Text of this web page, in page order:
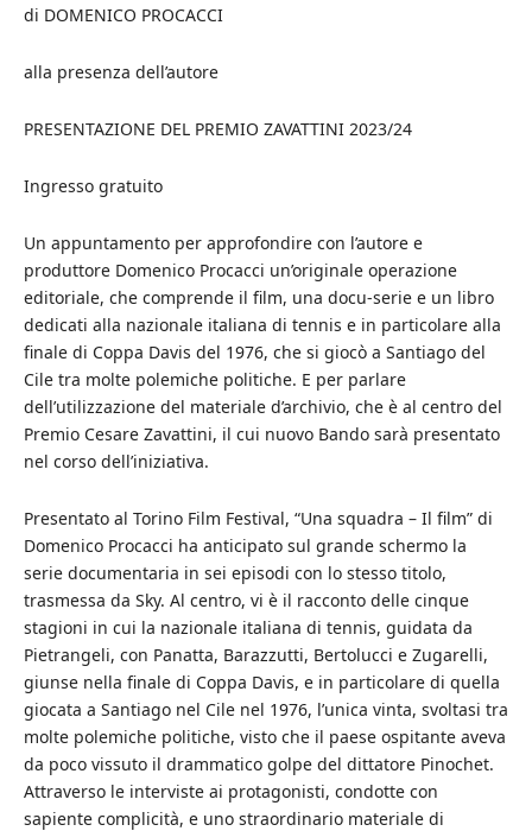
di DOMENICO PROCACCI
alla presenza dell’autore
PRESENTAZIONE DEL PREMIO ZAVATTINI 2023/24
Ingresso gratuito
Un appuntamento per approfondire con l’autore e
produttore Domenico Procacci un’originale operazione
editoriale, che comprende il film, una docu-serie e un libro
dedicati alla nazionale italiana di tennis e in particolare alla
finale di Coppa Davis del 1976, che si giocò a Santiago del
Cile tra molte polemiche politiche. E per parlare
dell’utilizzazione del materiale d’archivio, che è al centro del
Premio Cesare Zavattini, il cui nuovo Bando sarà presentato
nel corso dell’iniziativa.
Presentato al Torino Film Festival, “Una squadra – Il film” di
Domenico Procacci ha anticipato sul grande schermo la
serie documentaria in sei episodi con lo stesso titolo,
trasmessa da Sky. Al centro, vi è il racconto delle cinque
stagioni in cui la nazionale italiana di tennis, guidata da
Pietrangeli, con Panatta, Barazzutti, Bertolucci e Zugarelli,
giunse nella finale di Coppa Davis, e in particolare di quella
giocata a Santiago nel Cile nel 1976, l’unica vinta, svoltasi tra
molte polemiche politiche, visto che il paese ospitante aveva
da poco vissuto il drammatico golpe del dittatore Pinochet.
Attraverso le interviste ai protagonisti, condotte con
sapiente complicità, e uno straordinario materiale di